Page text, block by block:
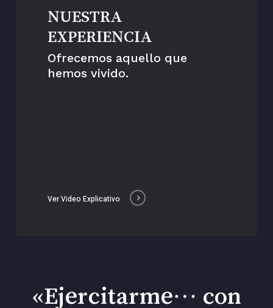
NUESTRA
EXPERIENCIA
Ofrecemos aquello que
hemos vivido.
Ver Video Explicativo
«Ejercitarme… con